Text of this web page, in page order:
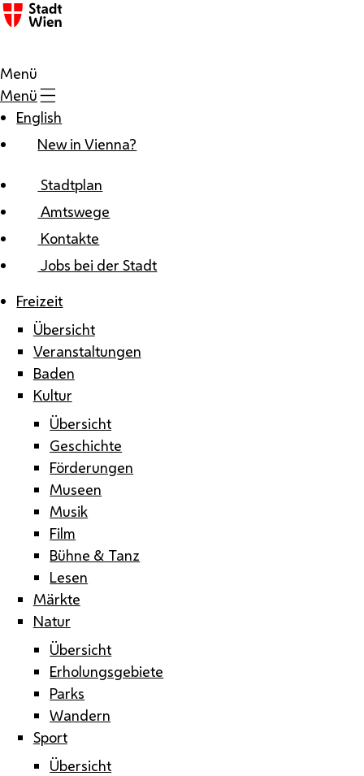
Zum Inhalt
Menü
Menü
English
New in Vienna?
Stadtplan
Amtswege
Kontakte
Jobs bei der Stadt
Freizeit
Übersicht
Veranstaltungen
Baden
Kultur
Übersicht
Geschichte
Förderungen
Museen
Musik
Film
Bühne & Tanz
Lesen
Märkte
Natur
Übersicht
Erholungsgebiete
Parks
Wandern
Sport
Übersicht